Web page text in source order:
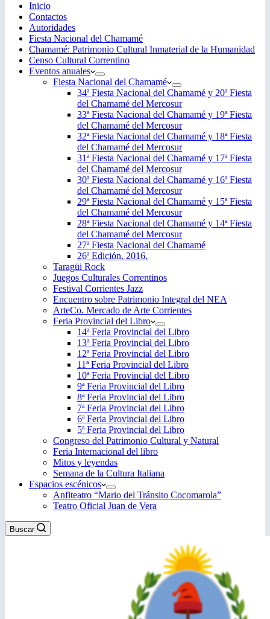
Inicio
Contactos
Autoridades
Fiesta Nacional del Chamamé
Chamamé: Patrimonio Cultural Inmaterial de la Humanidad
Censo Cultural Correntino
Eventos anuales
Fiesta Nacional del Chamamé
34ª Fiesta Nacional del Chamamé y 20ª Fiesta
del Chamamé del Mercosur
33ª Fiesta Nacional del Chamamé y 19ª Fiesta
del Chamamé del Mercosur
32ª Fiesta Nacional del Chamamé y 18ª Fiesta
del Chamamé del Mercosur
31ª Fiesta Nacional del Chamamé y 17ª Fiesta
del Chamamé del Mercosur
30ª Fiesta Nacional del Chamamé y 16ª Fiesta
del Chamamé del Mercosur
29ª Fiesta Nacional del Chamamé y 15ª Fiesta
del Chamamé del Mercosur
28ª Fiesta Nacional del Chamamé y 14ª Fiesta
del Chamamé del Mercosur
27ª Fiesta Nacional del Chamamé
26ª Edición. 2016.
Taragüi Rock
Juegos Culturales Correntinos
Festival Corrientes Jazz
Encuentro sobre Patrimonio Integral del NEA
ArteCo. Mercado de Arte Corrientes
Feria Provincial del Libro
14ª Feria Provincial del Libro
13ª Feria Provincial del Libro
12ª Feria Provincial del Libro
11ª Feria Provincial del Libro
10ª Feria Provincial del Libro
9ª Feria Provincial del Libro
8ª Feria Provincial del Libro
7ª Feria Provincial del Libro
6ª Feria Provincial del Libro
5ª Feria Provincial del Libro
Congreso del Patrimonio Cultural y Natural
Feria Internacional del libro
Mitos y leyendas
Semana de la Cultura Italiana
Espacios escénicos
Anfiteatro “Mario del Tránsito Cocomarola”
Teatro Oficial Juan de Vera
Buscar